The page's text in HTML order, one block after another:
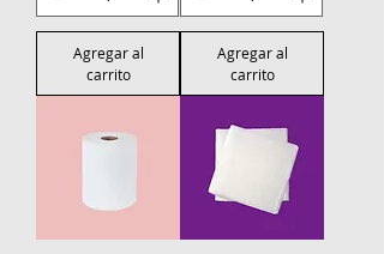
Agregar al
carrito
Agregar al
carrito